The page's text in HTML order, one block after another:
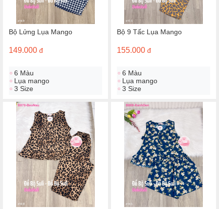
Bộ Lửng Lụa Mango
149.000 đ
6 Màu
Lụa mango
3 Size
Bộ 9 Tấc Lụa Mango
155.000 đ
6 Màu
Lụa mango
3 Size